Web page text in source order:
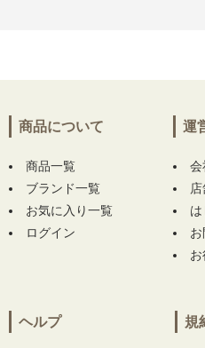
フ adidas GOLF ジョガー
使用品 メンズ ムニタルプ
ロシャツ 50(L) グレー系
兵庫県にて
【中古 メンズ
半袖ポロシャツ M 紺 ネ
をお買い上げ!!ありがとう
商品について
商品一覧
ブランド一覧
お気に入り一覧
ログイン
運
会
ヘルプ 規